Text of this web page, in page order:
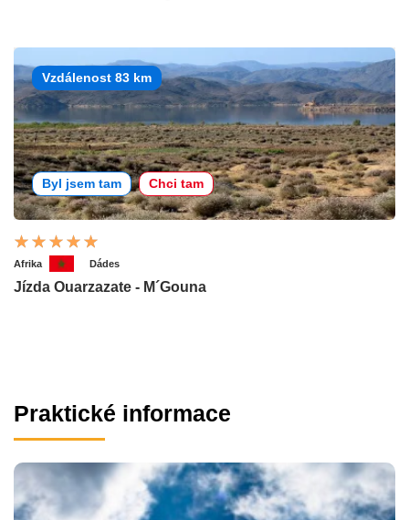
Vzdálenost 83 km
Byl jsem tam Chci tam
Afrika Dádes
Jízda Ouarzazate - M´Gouna
Praktické informace